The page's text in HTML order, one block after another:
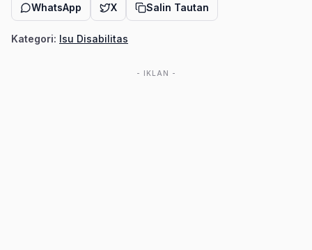
WhatsApp X Salin Tautan
Kategori: Isu Disabilitas
- IKLAN -